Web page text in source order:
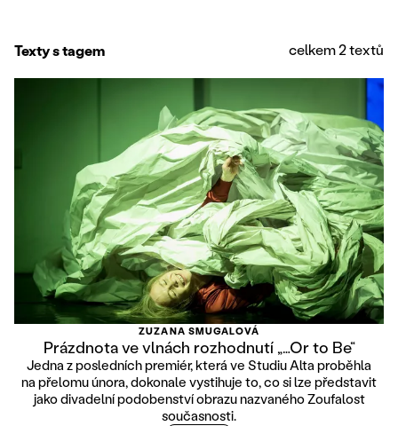
Texty s tagem celkem 2 textů
ZUZANA SMUGALOVÁ
Prázdnota ve vlnách rozhodnutí „…Or to Be“
Jedna z posledních premiér, která ve Studiu Alta proběhla
na přelomu února, dokonale vystihuje to, co si lze představit
jako divadelní podobenství obrazu nazvaného Zoufalost
současnosti.